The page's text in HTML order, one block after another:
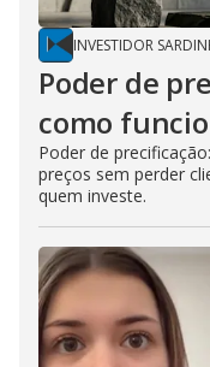
INVESTIDOR
Poder de
como
Poder de
preços sem perder
quem investe.